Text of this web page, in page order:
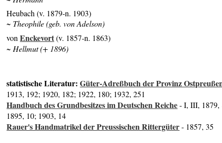
Heubach (v. 1879-n. 1903)
~ Theophile (geb. von Adelson)
vonEnckevort(v. 1857-n. 1863)
~ Hellmut (+ 1896)
statistische Literatur:Güter-Adreßbuch der Provinz
1913, 192; 1920, 182; 1922, 180; 1932, 251
Handbuch des Grundbesitzes im Deutschen Reiche- I, III, 1879,
1895, 10; 1903, 14
Rauer's Handmatrikel der Preussischen Rittergüter- 1857, 35